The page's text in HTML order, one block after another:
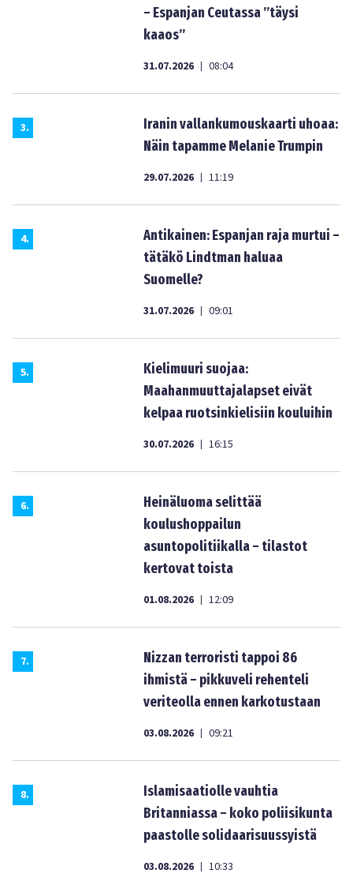
– Espanjan Ceutassa ”täysi
kaaos”
31.07.2026 | 08:04
3.
Iranin vallankumouskaarti uhoaa:
Näin tapamme Melanie Trumpin
29.07.2026 | 11:19
4.
Antikainen: Espanjan raja murtui –
tätäkö Lindtman haluaa
Suomelle?
31.07.2026 | 09:01
5.
Kielimuuri suojaa:
Maahanmuuttajalapset eivät
kelpaa ruotsinkielisiin kouluihin
30.07.2026 | 16:15
6.
Heinäluoma selittää
koulushoppailun
asuntopolitiikalla – tilastot
kertovat toista
01.08.2026 | 12:09
7.
Nizzan terroristi tappoi 86
ihmistä – pikkuveli rehenteli
veriteolla ennen karkotustaan
03.08.2026 | 09:21
8.
Islamisaatiolle vauhtia
Britanniassa – koko poliisikunta
paastolle solidaarisuussyistä
03.08.2026 | 10:33